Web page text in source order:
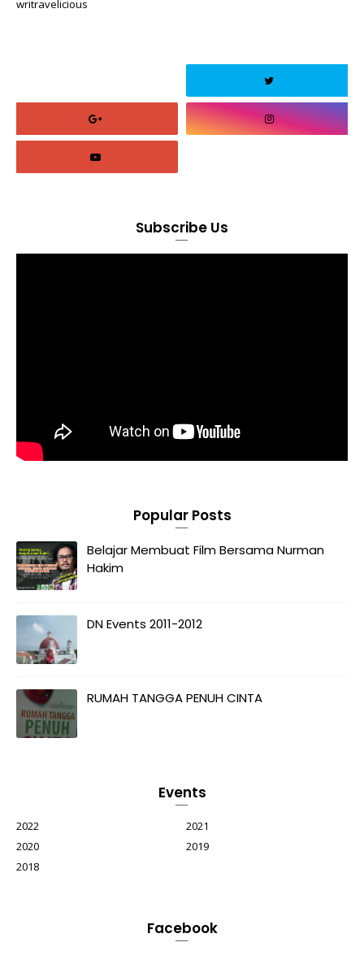
writravelicious
Subscribe Us
Popular Posts
Belajar Membuat Film Bersama Nurman
Hakim
DN Events 2011-2012
RUMAH TANGGA PENUH CINTA
Events
2022
2021
2020
2019
2018
Facebook